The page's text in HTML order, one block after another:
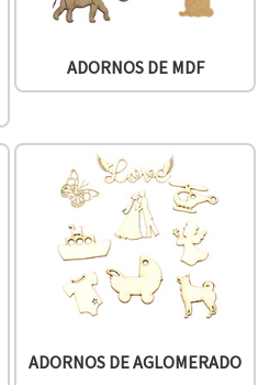
ADORNOS DE MDF
ADORNOS DE AGLOMERADO